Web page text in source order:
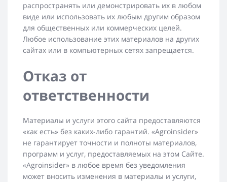
распространять или демонстрировать их в любом
виде или использовать их любым другим образом
для общественных или коммерческих целей.
Любое использование этих материалов на других
сайтах или в компьютерных сетях запрещается.
Oтказ от
ответственности
Материалы и услуги этого сайта предоставляются
«как есть» без каких-либо гарантий. «Agroinsider»
не гарантирует точности и полноты материалов,
программ и услуг, предоставляемых на этом Сайте.
«Agroinsider» в любое время без уведомления
может вносить изменения в материалы и услуги,